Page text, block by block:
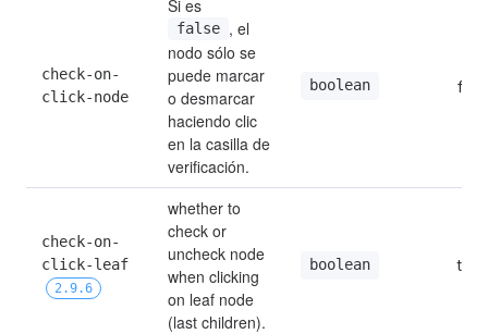
check-on-
click-node
false , el
nodo sólo se
puede marcar
o desmarcar
haciendo clic
en la casilla de
verificación.
boolean
check-on-
click-leaf
2.9.6
whether to
check or
uncheck node
when clicking
on leaf node
(last children).
boolean true